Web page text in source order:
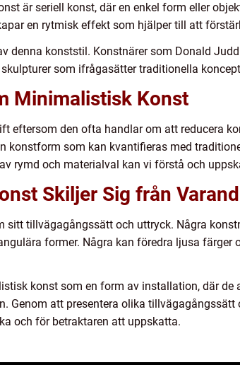
är seriell konst, där en enkel form eller
en rytmisk effekt som hjälper till att
denna konststil. Konstnärer som Donald
som ifrågasätter traditionella
Minimalistisk Konst
eftersom den ofta handlar om att reducera
konstform som kan kvantifieras med
rymd och materialval kan vi förstå och
Skiljer Sig från
tillvägagångssätt och uttryck. Några
former. Några kan föredra ljusa färger
konst som en form av installation, där de
Genom att presentera olika
och för betraktaren att uppskatta.